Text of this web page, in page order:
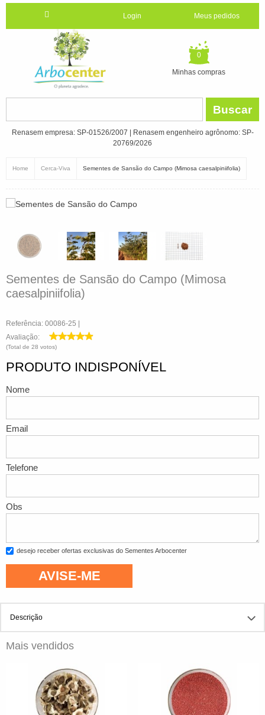
Login Meus pedidos
0
Minhas compras
Buscar
Renasem empresa: SP-01526/2007 | Renasem engenheiro agrônomo: SP-
20769/2026
Home Cerca-Viva Sementes de Sansão do Campo (Mimosa caesalpiniifolia)
Sementes de Sansão do Campo (Mimosa
caesalpiniifolia)
Referência: 00086-25 |
Avaliação:
(Total de 28 votos)
PRODUTO INDISPONÍVEL
Nome
Email
Telefone
Obs
desejo receber ofertas exclusivas do Sementes Arbocenter
AVISE-ME
Descrição
Mais vendidos